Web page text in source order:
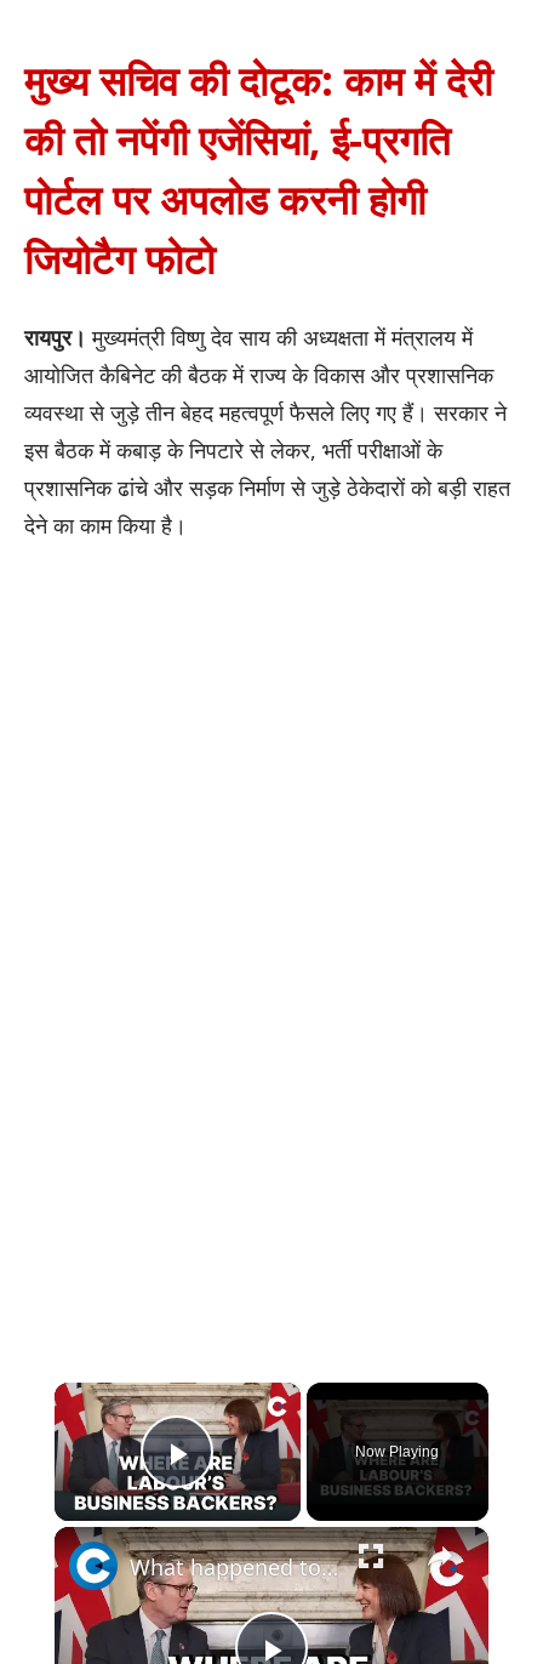
मुख्य सचिव की दोटूक: काम में देरी
की तो नपेंगी एजेंसियां, ई-प्रगति
पोर्टल पर अपलोड करनी होगी
जियोटैग फोटो
रायपुर। मुख्यमंत्री विष्णु देव साय की अध्यक्षता में मंत्रालय में
आयोजित कैबिनेट की बैठक में राज्य के विकास और प्रशासनिक
व्यवस्था से जुड़े तीन बेहद महत्वपूर्ण फैसले लिए गए हैं। सरकार ने
इस बैठक में कबाड़ के निपटारे से लेकर, भर्ती परीक्षाओं के
प्रशासनिक ढांचे और सड़क निर्माण से जुड़े ठेकेदारों को बड़ी राहत
देने का काम किया है।
×
Play Video
Now Playing
×
What happened to Labour’s business backers? | What’s the Context?